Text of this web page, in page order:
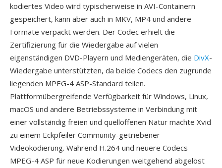
kodiertes Video wird typischerweise in AVI-Containern
gespeichert, kann aber auch in MKV, MP4 und andere
Formate verpackt werden. Der Codec erhielt die
Zertifizierung für die Wiedergabe auf vielen
eigenständigen DVD-Playern und Mediengeräten, die DivX-
Wiedergabe unterstützten, da beide Codecs den zugrunde
liegenden MPEG-4 ASP-Standard teilen.
Plattformübergreifende Verfügbarkeit für Windows, Linux,
macOS und andere Betriebssysteme in Verbindung mit
einer vollständig freien und quelloffenen Natur machte Xvid
zu einem Eckpfeiler Community-getriebener
Videokodierung. Während H.264 und neuere Codecs
MPEG-4 ASP für neue Kodierungen weitgehend abgelöst